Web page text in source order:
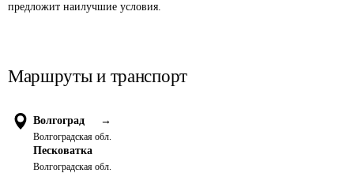
предложит наилучшие условия.
Маршруты и транспорт
Волгоград →
Волгоградская обл.
Песковатка
Волгоградская обл.